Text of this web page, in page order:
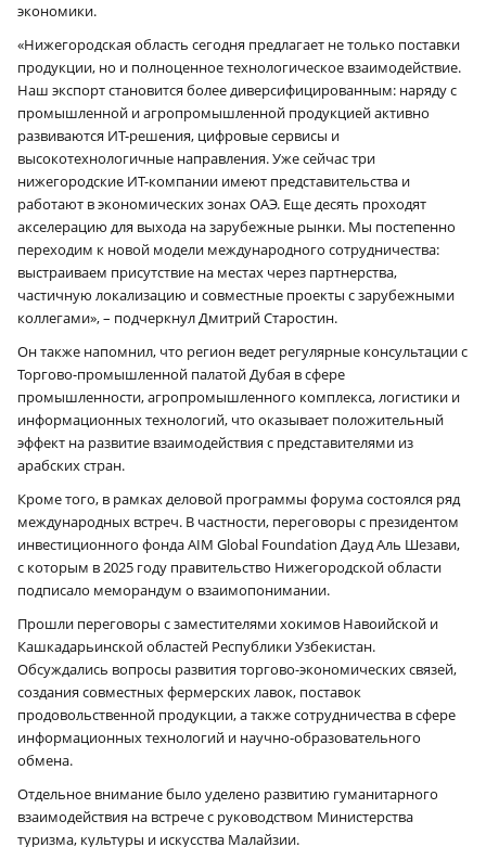
экономики.
«Нижегородская область сегодня предлагает не только поставки
продукции, но и полноценное технологическое взаимодействие.
Наш экспорт становится более диверсифицированным: наряду с
промышленной и агропромышленной продукцией активно
развиваются ИТ-решения, цифровые сервисы и
высокотехнологичные направления. Уже сейчас три
нижегородские ИТ-компании имеют представительства и
работают в экономических зонах ОАЭ. Еще десять проходят
акселерацию для выхода на зарубежные рынки. Мы постепенно
переходим к новой модели международного сотрудничества:
выстраиваем присутствие на местах через партнерства,
частичную локализацию и совместные проекты с зарубежными
коллегами», – подчеркнул Дмитрий Старостин.
Он также напомнил, что регион ведет регулярные консультации с
Торгово-промышленной палатой Дубая в сфере
промышленности, агропромышленного комплекса, логистики и
информационных технологий, что оказывает положительный
эффект на развитие взаимодействия с представителями из
арабских стран.
Кроме того, в рамках деловой программы форума состоялся ряд
международных встреч. В частности, переговоры с президентом
инвестиционного фонда AIM Global Foundation Дауд Аль Шезави,
с которым в 2025 году правительство Нижегородской области
подписало меморандум о взаимопонимании.
Прошли переговоры с заместителями хокимов Навоийской и
Кашкадарьинской областей Республики Узбекистан.
Обсуждались вопросы развития торгово-экономических связей,
создания совместных фермерских лавок, поставок
продовольственной продукции, а также сотрудничества в сфере
информационных технологий и научно-образовательного
обмена.
Отдельное внимание было уделено развитию гуманитарного
взаимодействия на встрече с руководством Министерства
туризма, культуры и искусства Малайзии.